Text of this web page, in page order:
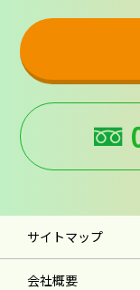
サイトマップ
会社概要